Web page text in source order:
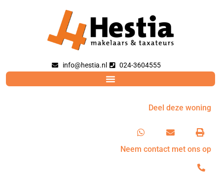
info@hestia.nl 024-3604555
Deel deze woning
Neem contact met ons op